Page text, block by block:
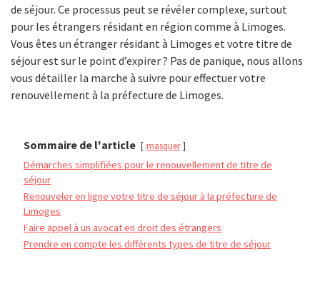
de séjour. Ce processus peut se révéler complexe, surtout
pour les étrangers résidant en région comme à Limoges.
Vous êtes un étranger résidant à Limoges et votre titre de
séjour est sur le point d’expirer ? Pas de panique, nous allons
vous détailler la marche à suivre pour effectuer votre
renouvellement à la préfecture de Limoges.
Sommaire de l'article masquer
Démarches simplifiées pour le renouvellement de titre de
séjour
Renouveler en ligne votre titre de séjour à la préfecture de
Limoges
Faire appel à un avocat en droit des étrangers
Prendre en compte les différents types de titre de séjour